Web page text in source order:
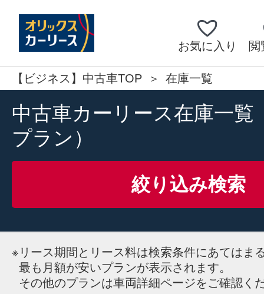
お気に入り 閲
【ビジネス】中古車TOP 在庫一覧
中古車カーリース在庫一覧
プラン）
絞り込み検索
※ リース期間とリース料は検索条件にあてはま
最も月額が安いプランが表示されます。
その他のプランは車両詳細ページをご確認く